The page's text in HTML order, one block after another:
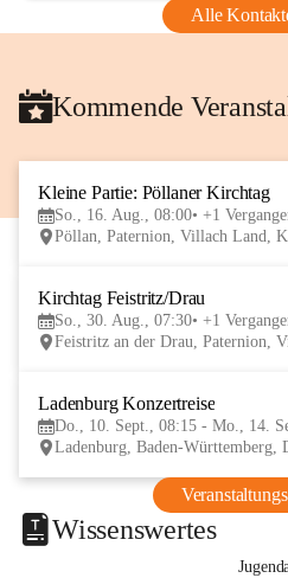
Alle
Kommende
Kleine Partie: Pöllaner Kirchtag
So., 16. Aug., 08:00 +1
Pöllan, Paternion, Villach Land,
Kirchtag Feistritz/Drau
So., 30. Aug., 07:30 +1
Feistritz an der Drau, Paternion,
Ladenburg Konzertreise
Do., 10. Sept., 08:15 - Mo., 14.
Ladenburg, Baden-Württemberg,
Wissenswertes